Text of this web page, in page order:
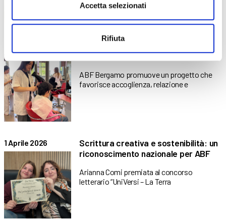
Accetta selezionati
Rifiuta
allievi e territorio
ABF Bergamo promuove un progetto che
favorisce accoglienza, relazione e
1 Aprile 2026
Scrittura creativa e sostenibilità: un
riconoscimento nazionale per ABF
Arianna Comi premiata al concorso
letterario “UniVersi – La Terra